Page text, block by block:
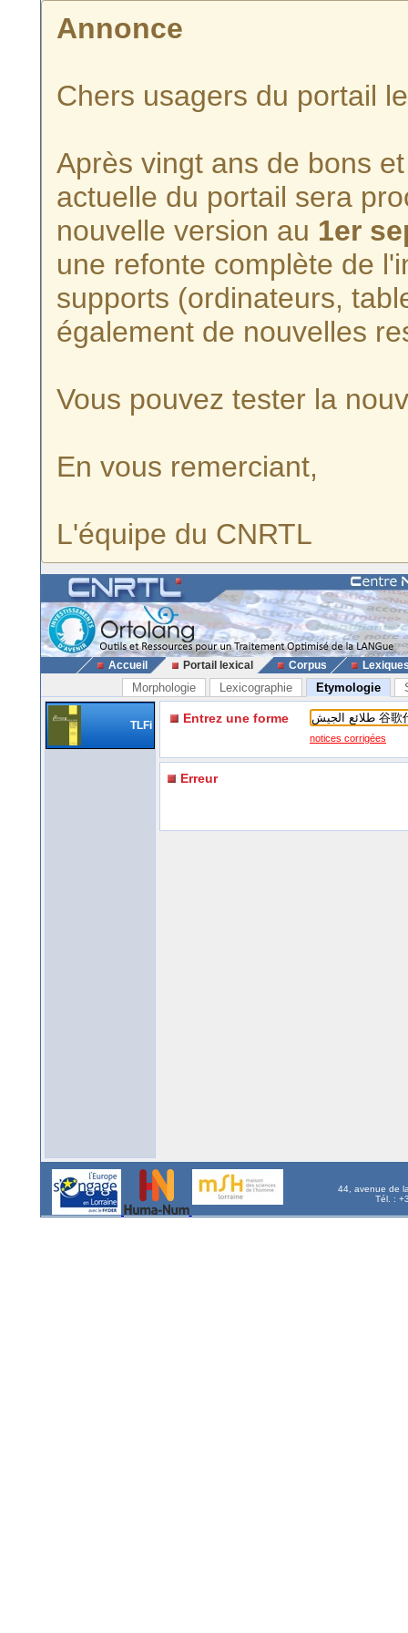
Annonce
Chers usagers du portail
Après vingt ans de bons
actuelle du portail sera
nouvelle version au 1er
une refonte complète de
supports (ordinateurs,
également de nouvelles
Vous pouvez tester la
En vous remerciant,
L'équipe du CNRTL
Accueil Portail lexical Corpus
Morphologie Lexicographie Etymologie
TLFi Entrez une forme
notices corrigées
Erreur
44, avenue de
Tél. :